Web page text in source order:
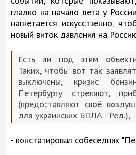
гладко на начало лета у
нагнетается искусственно,
новый виток давления на
Есть ли под этим
Таких, чтобы вот так
выключены, кризис
Петербургу стреляют,
(предоставляют своё
для украинских БПЛА - Ред.),
- констатировал собеседник